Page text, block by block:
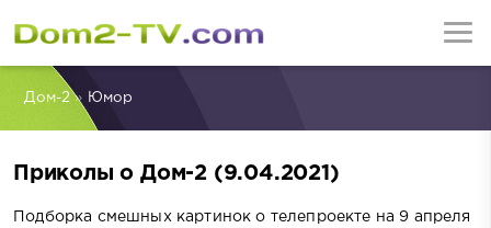
Дом-2» Юмор
Приколы о Дом-2 (9.04.2021)
Подборка смешных картинок о телепроекте на 9 апреля